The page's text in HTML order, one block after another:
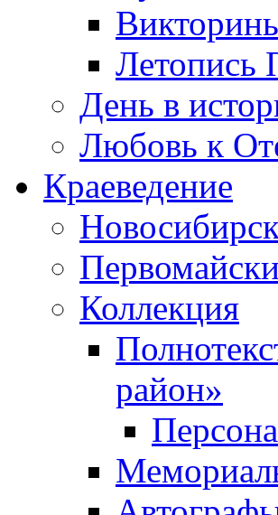
Летопись
День в
Любовь к
Краеведение
Коллекция
район»